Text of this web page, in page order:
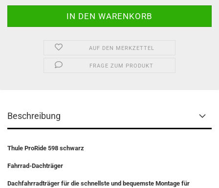
AUF DEN MERKZETTEL
FRAGE ZUM PRODUKT
Beschreibung
Thule ProRide 598 schwarz
Fahrrad-Dachträger
Dachfahrradträger für die schnellste und bequemste Montage für